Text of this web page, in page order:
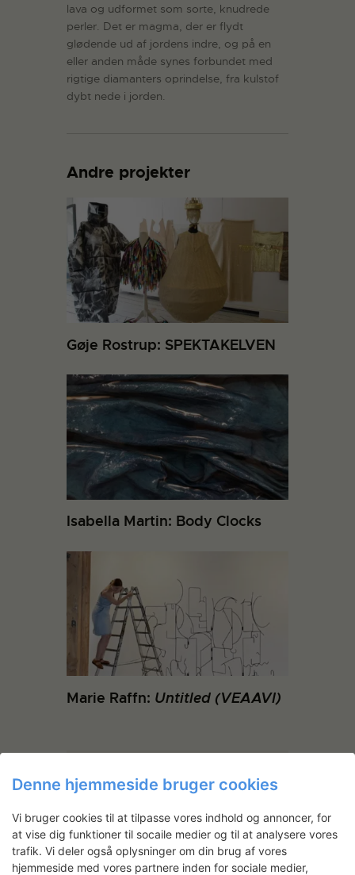
lava og udformet som sorte, knudrede
perler. Det er magma, der er flydt
glødende ud af jordens indre, og på en
eller anden måde synes forbundet med
rigtige diamanters oprindelse, fra kulstof
dybt nede i jorden.
Andre projekter
Gøje Rostrup: SPEKTAKELVEN
Isabella Martin: Body Clocks
Marie Raffn: Untitled (VEAAVI)
Denne hjemmeside bruger cookies
Vi bruger cookies til at tilpasse vores indhold og annoncer, for
at vise dig funktioner til socaile medier og til at analysere vores
trafik. Vi deler også oplysninger om din brug af vores
hjemmeside med vores partnere inden for sociale medier,